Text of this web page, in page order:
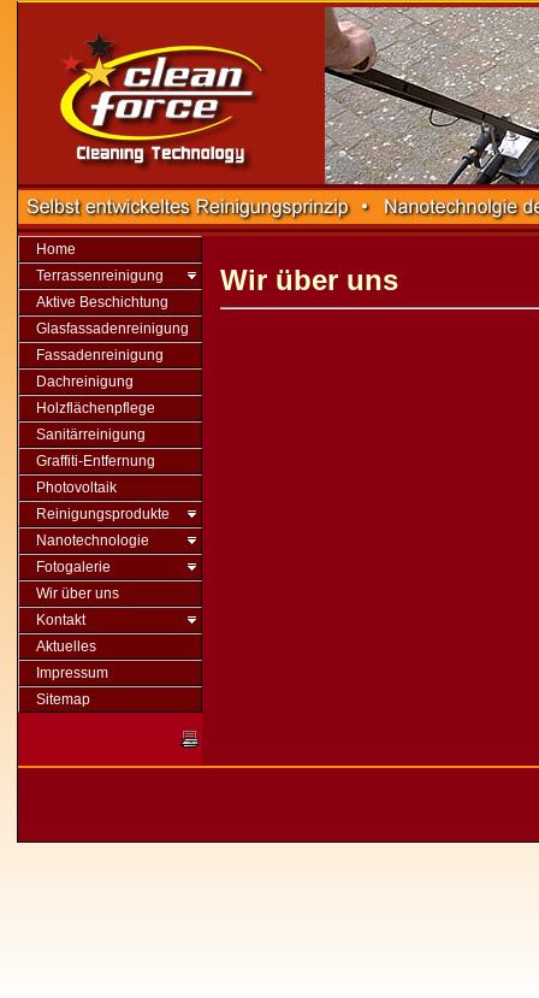
Home
Terrassenreinigung
Aktive Beschichtung
Glasfassadenreinigung
Fassadenreinigung
Dachreinigung
Holzflächenpflege
Sanitärreinigung
Graffiti-Entfernung
Photovoltaik
Reinigungsprodukte
Nanotechnologie
Fotogalerie
Wir über uns
Kontakt
Aktuelles
Impressum
Sitemap
Wir über uns